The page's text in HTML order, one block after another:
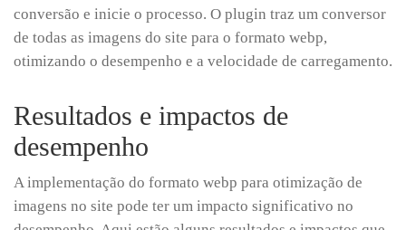
conversão e inicie o processo. O plugin traz um conversor
de todas as imagens do site para o formato webp,
otimizando o desempenho e a velocidade de carregamento.
Resultados e impactos de
desempenho
A implementação do formato webp para otimização de
imagens no site pode ter um impacto significativo no